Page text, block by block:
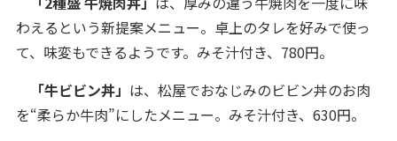
わえるという新提案メニュー。卓上のタレを好みで使っ
て、味変もできるようです。みそ汁付き、780円。
「牛ビビン丼」 は、松屋でおなじみのビビン丼のお肉
を“柔らか牛肉”にしたメニュー。みそ汁付き、630円。